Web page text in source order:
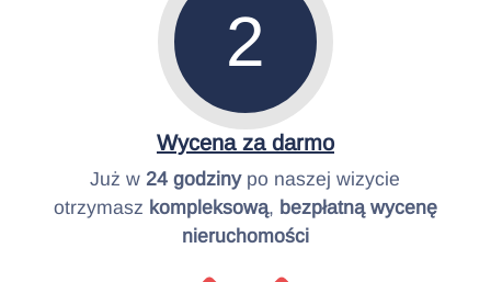
2
Wycena za darmo
Już w 24 godzinypo naszej wizycie
otrzymasz kompleksową, bezpłatną wycenę
nieruchomości